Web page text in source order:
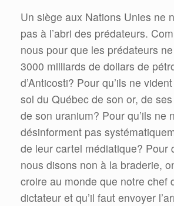
Un siège aux Nations Unies ne
pas à l’abri des prédateurs.
nous pour que les prédateurs
3000 milliards de dollars de
d’Anticosti? Pour qu’ils ne
sol du Québec de son or, de
de son uranium? Pour qu’ils ne
désinforment pas
de leur cartel médiatique? Pour
nous disons non à la braderie,
croire au monde que notre chef
dictateur et qu’il faut envoyer